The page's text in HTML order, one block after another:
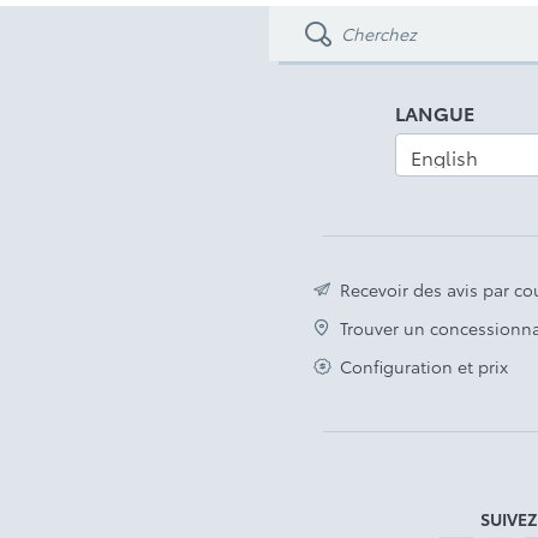
Toyota Safety Sense 2.5
Avis légal
LANGUE
Recevoir des avis par
Trouver un
Configuration et prix